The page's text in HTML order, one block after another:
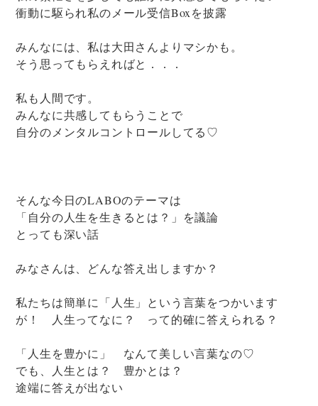
衝動に駆られ私のメール受信Boxを披露
みんなには、私は大田さんよりマシかも。
そう思ってもらえればと．．．
私も人間です。
みんなに共感してもらうことで
自分のメンタルコントロールしてる♡
そんな今日のLABOのテーマは
「自分の人生を生きるとは？」を議論
とっても深い話
みなさんは、どんな答え出しますか？
私たちは簡単に「人生」という言葉をつかいます
が！ 人生ってなに？ って的確に答えられる？
「人生を豊かに」 なんて美しい言葉なの♡
でも、人生とは？ 豊かとは？
途端に答えが出ない